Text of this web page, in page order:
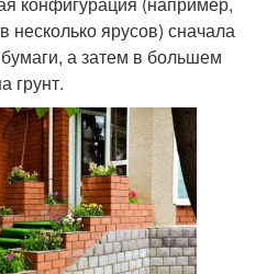
несколько ярусов) сначала
а затем в большем
грунт.